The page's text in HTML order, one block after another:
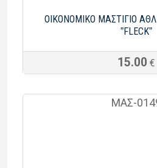
ΟΙΚΟΝΟΜΙΚΟ ΜΑΣΤΙΓΙΟ
ˮFLECKˮ
15.00 €
ΜΑΣ-